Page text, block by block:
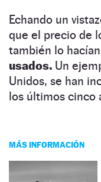
Echando un
que el precio de
también lo
usados. Un
Unidos, se han
los últimos cinco
MÁS INFORMACIÓN